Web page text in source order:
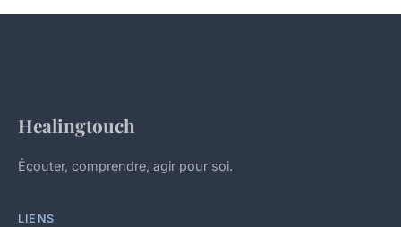
Healingtouch
Écouter, comprendre, agir pour soi.
LIENS